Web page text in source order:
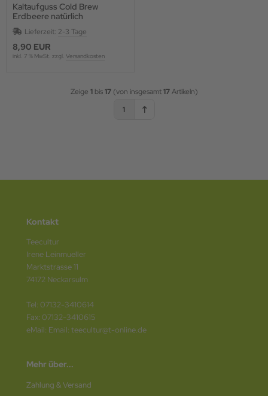
Kaltaufguss Cold Brew
Erdbeere natürlich
Früchtetee, aromatisie
Lieferzeit: 2-3 Tage
8,90 EUR
inkl. 7 % MwSt. zzgl. Versandkosten
Zeige 1bis17(von insgesamt17Artikeln)
1
Kontakt
Teecultur
Irene Leinmueller
Marktstrasse 11
74172 Neckarsulm
Tel: 07132-3410614
Fax: 07132-3410615
eMail: Email: teecultur@t-online.de
Mehr über...
Zahlung & Versand